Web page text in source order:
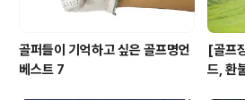
골퍼들이 기억하고 싶은 골프명언
베스트 7
[골프
드, 환